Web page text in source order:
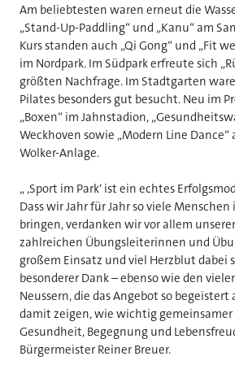
Am beliebtesten waren erneut die
„Stand-Up-Paddling“ und „Kanu“ am
Kurs standen auch „Qi Gong“ und „Fit
im Nordpark. Im Südpark erfreute sich
größten Nachfrage. Im Stadtgarten
Pilates besonders gut besucht. Neu im
„Boxen“ im Jahnstadion,
Weckhoven sowie „Modern Line
Wolker-Anlage.
„ ‚Sport im Park‘ ist ein echtes
Dass wir Jahr für Jahr so viele
bringen, verdanken wir vor allem
zahlreichen Übungsleiterinnen und
großem Einsatz und viel Herzblut dabei
besonderer Dank – ebenso wie den
Neussern, die das Angebot so
damit zeigen, wie wichtig gemeinsamer
Gesundheit, Begegnung und
Bürgermeister Reiner Breuer.